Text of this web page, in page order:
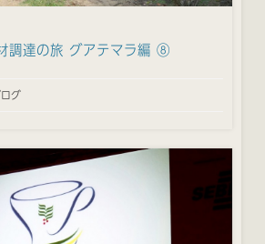
調達の旅 グアテマラ編 ⑧
グ